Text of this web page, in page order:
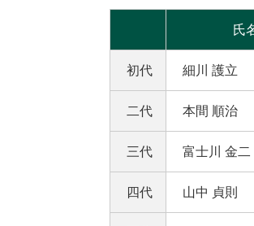
氏
初代 細川 護立
二代 本間 順治
三代 富士川 金二
四代 山中 貞則